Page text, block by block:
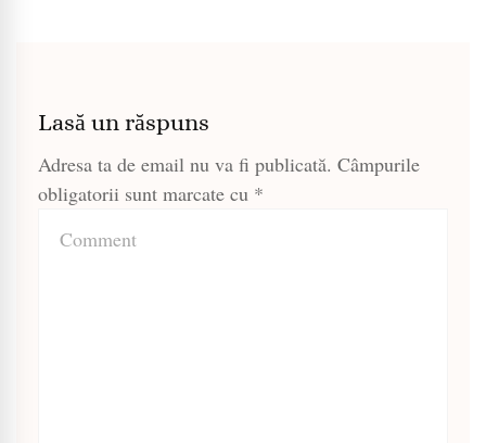
Lasă un răspuns
Adresa ta de email nu va fi publicată. Câmpurile
obligatorii sunt marcate cu *